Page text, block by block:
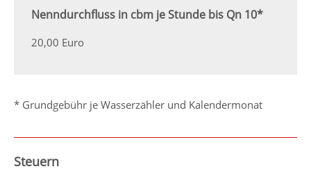
Nenndurchfluss in cbm je Stunde bis Qn 10*
20,00 Euro
* Grundgebühr je Wasserzähler und Kalendermonat
Steuern